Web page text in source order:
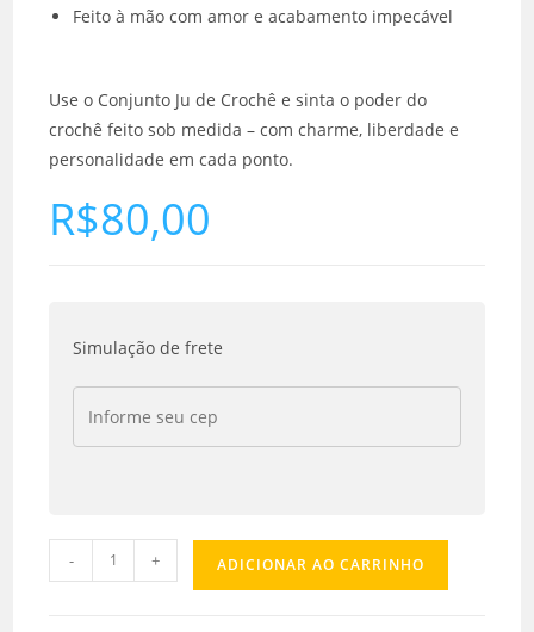
Feito à mão com amor e acabamento impecável
Use o Conjunto Ju de Crochê e sinta o poder do
crochê feito sob medida – com charme, liberdade e
personalidade em cada ponto.
R$80,00
Simulação de frete
- + ADICIONAR AO CARRINHO